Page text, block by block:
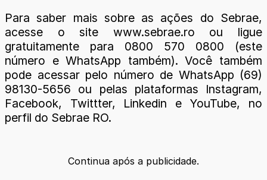
Para saber mais sobre as ações do Sebrae,
acesse o site www.sebrae.ro ou ligue
gratuitamente para 0800 570 0800 (este
número e WhatsApp também). Você também
pode acessar pelo número de WhatsApp (69)
98130-5656 ou pelas plataformas Instagram,
Facebook, Twittter, Linkedin e YouTube, no
perfil do Sebrae RO.
Continua após a publicidade.